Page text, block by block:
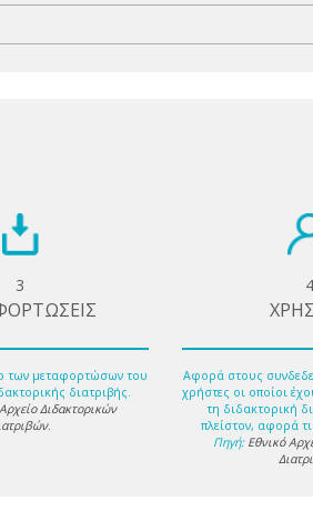
3
των μεταφορτώσων του
διατριβής.
Διδακτορικών
.
4
Αφορά στους
χρήστες οι οποίοι
τη διδακτορική
πλείστον, αφορά
Πηγή: Εθνικό